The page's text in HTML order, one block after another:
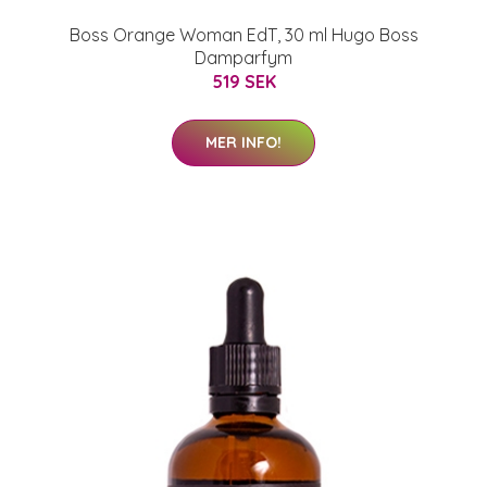
Boss Orange Woman EdT, 30 ml Hugo Boss
Damparfym
519 SEK
MER INFO!